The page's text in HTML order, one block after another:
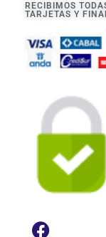
RECIBIMOS
TARJETAS Y